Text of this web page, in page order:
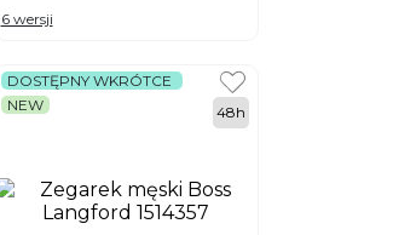
6 wersji
DOSTĘPNY WKRÓTCE
NEW
48h